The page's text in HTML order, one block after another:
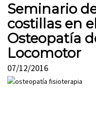
Seminario
costillas en
Osteopatía
Locomotor
07/12/2016